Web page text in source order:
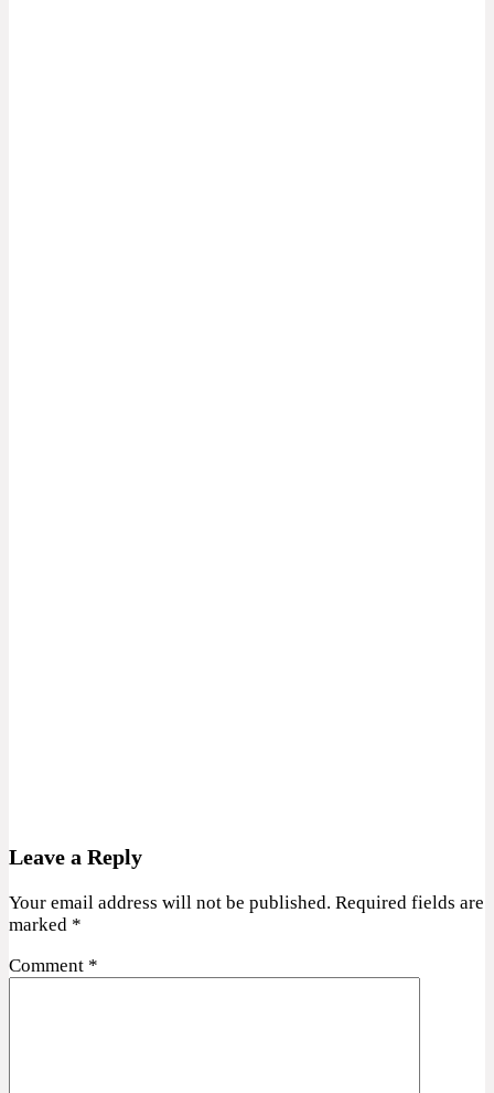
Leave a Reply
Your email address will not be published. Required fields are
marked *
Comment *